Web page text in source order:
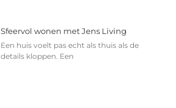
Sfeervol wonen met Jens Living
Een huis voelt pas echt als thuis als de
details kloppen. Een